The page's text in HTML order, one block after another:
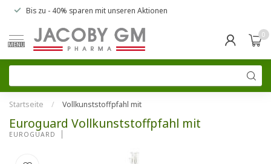
Bis zu - 40% sparen mit unseren Aktionen
MENU
0
Startseite / Vollkunststoffpfahl mit
Euroguard Vollkunststoffpfahl mit
EUROGUARD